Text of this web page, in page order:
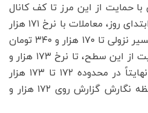
از این مرز تا کف کانال
۱۷۳ هزار تومان بازگشت. در ابتدای روز، معاملات با نرخ ۱۷۱ هزار
و ۶۵۵ تومان آغاز شد و در مسیر نزولی تا ۱۷۰ هزار و ۳۴۰ تومان
پایین آمد، اما دوباره با حمایت از این سطح، تا نرخ ۱۷۳ هزار و
۵۰۰ تومان افزایش یافت و نهایتاً در محدوده ۱۷۲ تا ۱۷۳ هزار
تومان در نوسان بود و در لحظه نگارش گزارش روی ۱۷۲ هزار و